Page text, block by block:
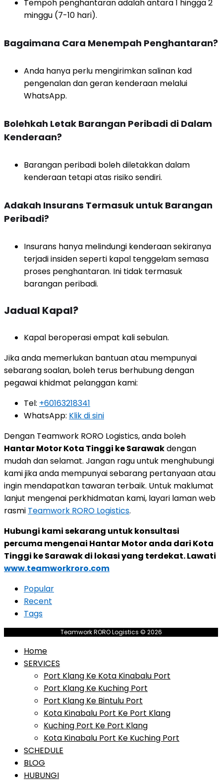
Tempoh penghantaran adalah antara 1 hingga 2
minggu (7-10 hari).
Bagaimana Cara Menempah Penghantaran?
Anda hanya perlu mengirimkan salinan kad
pengenalan dan geran kenderaan melalui
WhatsApp.
Bolehkah Letak Barangan Peribadi di Dalam
Kenderaan?
Barangan peribadi boleh diletakkan dalam
kenderaan tetapi atas risiko sendiri.
Adakah Insurans Termasuk untuk Barangan
Peribadi?
Insurans hanya melindungi kenderaan sekiranya
terjadi insiden seperti kapal tenggelam semasa
proses penghantaran. Ini tidak termasuk
barangan peribadi.
Jadual Kapal?
Kapal beroperasi empat kali sebulan.
Jika anda memerlukan bantuan atau mempunyai
sebarang soalan, boleh terus berhubung dengan
pegawai khidmat pelanggan kami:
Tel: +60163218341
WhatsApp: Klik di sini
Dengan Teamwork RORO Logistics, anda boleh
Hantar Motor Kota Tinggi ke Sarawakdengan
mudah dan selamat. Jangan ragu untuk menghubungi
kami jika anda mempunyai sebarang pertanyaan atau
ingin mendapatkan tawaran terbaik. Untuk maklumat
lanjut mengenai perkhidmatan kami, layari laman web
rasmi Teamwork RORO Logistics.
Hubungi kami sekarang untuk konsultasi
percuma mengenai Hantar Motor anda dari Kota
Tinggi ke Sarawak di lokasi yang terdekat. Lawati
www.teamworkroro.com
Popular
Recent
Tags
Teamwork RORO Logistics © 2026
Home
SERVICES
Port Klang Ke Kota Kinabalu Port
Port Klang Ke Kuching Port
Port Klang Ke Bintulu Port
Kota Kinabalu Port Ke Port Klang
Kuching Port Ke Port Klang
Kota Kinabalu Port Ke Kuching Port
SCHEDULE
BLOG
HUBUNGI